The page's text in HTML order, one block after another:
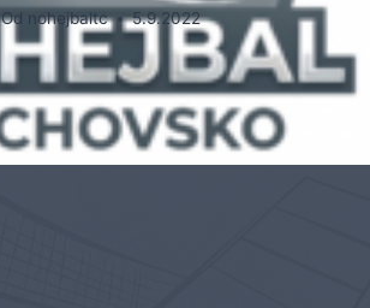
Od nohejbaltc 5.9.2022